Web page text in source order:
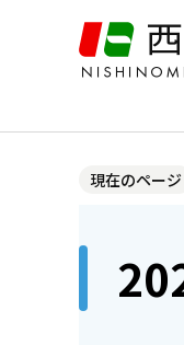
ジ
現在のページ